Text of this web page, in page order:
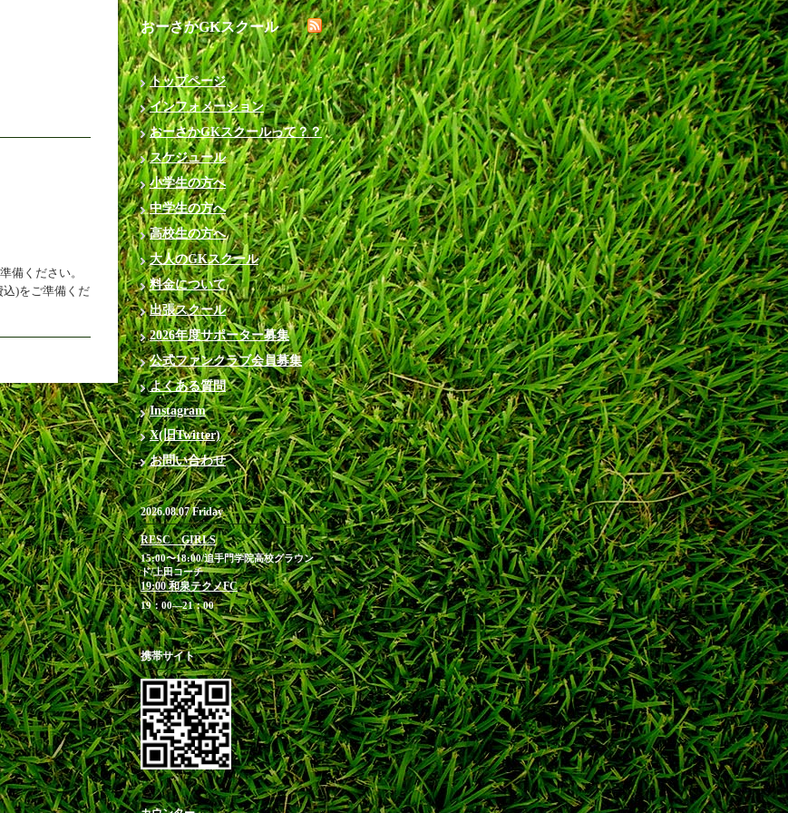
備ください。
)をご準備くだ
おーさかGKスクール
トップページ
インフォメーション
おーさかGKスクールって？？
スケジュール
小学生の方へ
中学生の方へ
高校生の方へ
大人のGKスクール
料金について
出張スクール
2026年度サポーター募集
公式ファンクラブ会員募集
よくある質問
Instagram
X(旧Twitter)
お問い合わせ
2026.08.07 Friday
RESC GIRLS
15:00〜18:00/追手門学院高校グラウン
ド/上田コーチ
19:00 和泉テクノFC
19：00―21：00
携帯サイト